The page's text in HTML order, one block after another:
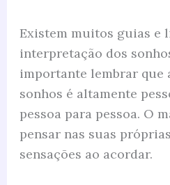
Existem muitos guias e
interpretação dos
importante lembrar que
sonhos é altamente
pessoa para pessoa. O
pensar nas suas
sensações ao acordar.